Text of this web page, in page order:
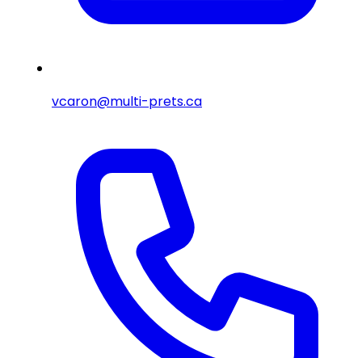
vcaron@multi-prets.ca